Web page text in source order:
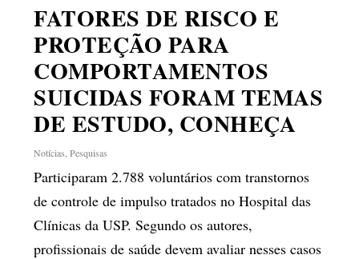
FATORES DE RISCO E
PROTEÇÃO PARA
COMPORTAMENTOS
SUICIDAS FORAM TEMAS
DE ESTUDO, CONHEÇA
Notícias ,Pesquisas
Participaram 2.788 voluntários com transtornos
de controle de impulso tratados no Hospital das
Clínicas da USP. Segundo os autores,
profissionais de saúde devem avaliar nesses casos